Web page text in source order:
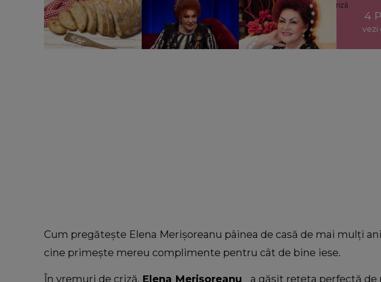
Rețeta ieftină și gustoasă de pâine de casă a Elenei Merișoreanu, în vremuri de criză
4
vezi
Cum pregătește Elena Merișoreanu pâinea de casă de mai mulți
cine primește mereu complimente pentru cât de bine iese.
În vremuri de criză, Elena Merișoreanu
a găsit rețeta perfectă de